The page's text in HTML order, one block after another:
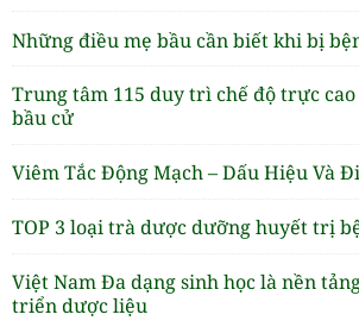
Những điều mẹ bầu cần biết khi bị
Trung tâm 115 duy trì chế độ trực
bầu cử
Viêm Tắc Động Mạch – Dấu Hiệu Và
TOP 3 loại trà dược dưỡng huyết trị
Việt Nam Đa dạng sinh học là nền
triển dược liệu